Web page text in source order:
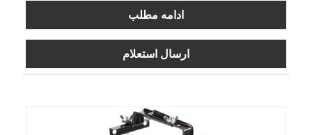
ادامه مطلب
ارسال استعلام